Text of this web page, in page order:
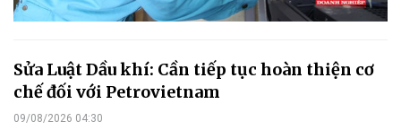
Sửa Luật Dầu khí: Cần tiếp tục hoàn thiện cơ
chế đối với Petrovietnam
09/08/2026 04:30